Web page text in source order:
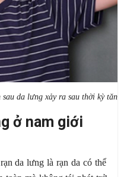
da lưng xảy ra sau thời kỳ tăng
ở nam giới
da lưng là rạn da có thể